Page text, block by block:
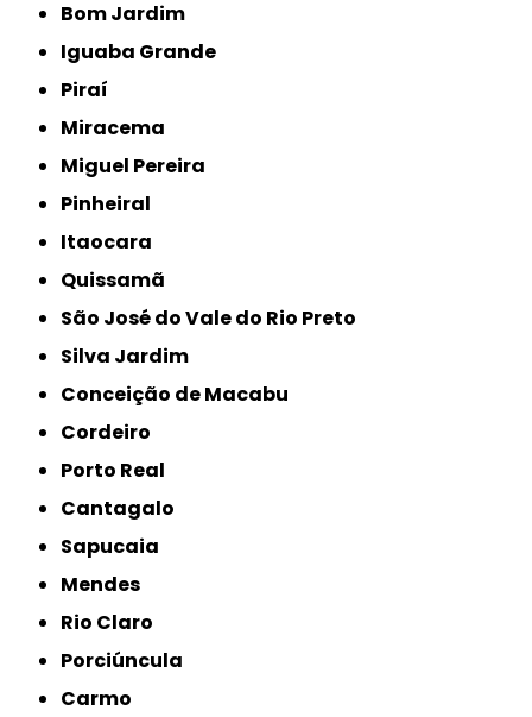
Bom Jardim
Iguaba Grande
Piraí
Miracema
Miguel Pereira
Pinheiral
Itaocara
Quissamã
São José do Vale do Rio Preto
Silva Jardim
Conceição de Macabu
Cordeiro
Porto Real
Cantagalo
Sapucaia
Mendes
Rio Claro
Porciúncula
Carmo